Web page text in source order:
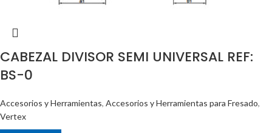
CABEZAL DIVISOR SEMI UNIVERSAL REF:
BS-0
Accesorios y Herramientas, Accesorios y Herramientas para Fresado,
Vertex